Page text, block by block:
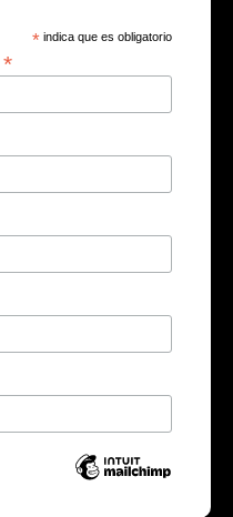
* indica que es obligatorio
*